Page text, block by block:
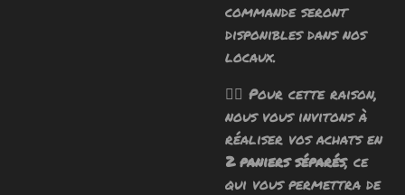
commande seront
disponibles dans nos
locaux.
🧙‍♂️ Pour cette raison,
nous vous invitons à
réaliser vos achats en
2 paniers séparés, ce
qui vous permettra de